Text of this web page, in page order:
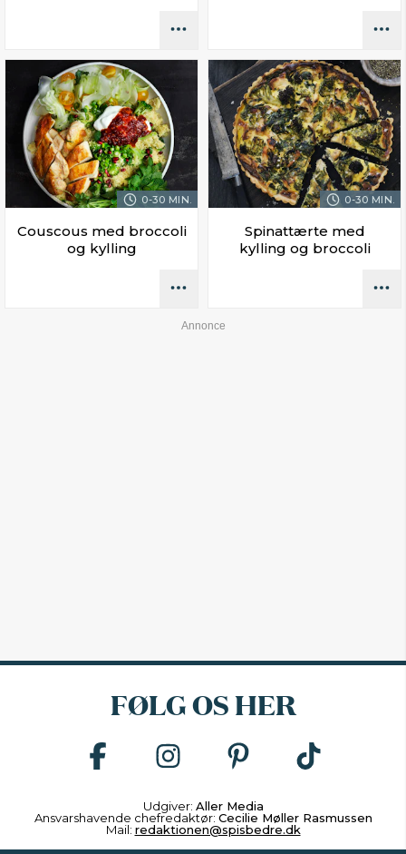
0-30 MIN.
Couscous med broccoli
og kylling
0-30 MIN.
Spinattærte med
kylling og broccoli
FØLG OS HER
Udgiver: Aller Media
Ansvarshavende chefredaktør: Cecilie Møller Rasmussen
Mail: redaktionen@spisbedre.dk